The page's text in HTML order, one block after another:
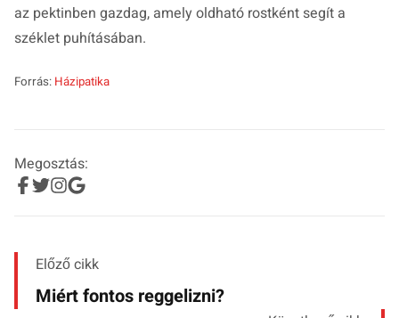
az pektinben gazdag, amely oldható rostként segít a
széklet puhításában.
Forrás: Házipatika
Megosztás:
Előző cikk
Miért fontos reggelizni?